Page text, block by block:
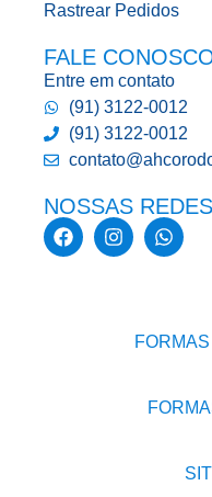
Rastrear Pedidos
FALE
Entre em contato
(91) 3122-0012
(91) 3122-0012
NOSSAS